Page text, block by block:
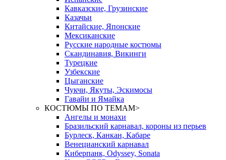
Кавказские, Грузинские
Казачьи
Китайские, Японские
Мексиканские
Русские народные костюмы
Скандинавия, Викинги
Турецкие
Узбекские
Цыганские
Чукчи, Якуты, Эскимосы
Гавайи и Ямайка
КОСТЮМЫ ПО ТЕМАМ>
Ангелы и монахи
Бразильский карнавал, короны из перьев
Бурлеск, Канкан, Кабаре
Венецианский карнавал
Киберпанк, Odyssey, Sonata